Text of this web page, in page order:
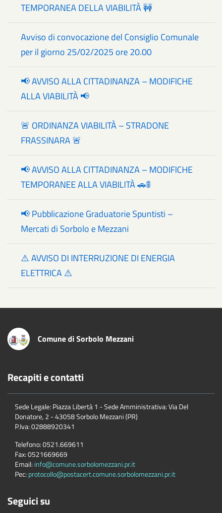
TEMPORANEA DELLA VIABILITÀ 🚧
Avviso di convocazione del Consiglio Comunale
per il giorno 25/02/2025 ore 20.00
📢 AVVISO ALLA CITTADINANZA – MODIFICHE
ALLA VIABILITÀ 📢
🚨 ORDINANZA VIABILITÀ – STRADONE
FRASSINARA 🚨
📢 AVVISO ALLA CITTADINANZA – MODIFICHE
TEMPORANEE ALLA VIABILITÀ 🚗🚦
📢 Pubblicazione Graduatorie Spuntisti –
Mercati di Sorbolo e Mezzani
⚠️ AVVISO DI INTERRUZIONE DI ENERGIA
ELETTRICA ⚠️
Comune di Sorbolo Mezzani
Recapiti e contatti
Sede Legale: Piazza Libertà 1 - Sede Amministrativa: Via Del
Donatore, 2 - 43058 Sorbolo Mezzani (PR)
P.Iva:02888920341
Telefono:0521.669611
Fax:0521669669
Email: info@comune.sorbolomezzani.pr.it
Pec: protocollo@postacert.comune.sorbolomezzani.pr.it
Seguici su